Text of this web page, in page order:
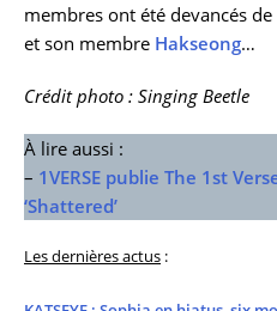
membres ont été devancés
et son membre Hakseong…
Crédit photo : Singing Beetle
À lire aussi :
– 1VERSE publie The 1st
‘Shattered’
Les dernières actus :